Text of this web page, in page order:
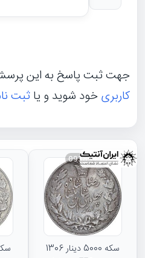
جهت ثبت پاسخ به این
کاربریخود شوید و یاثبت
093834
سکه 5000 دینار 1306